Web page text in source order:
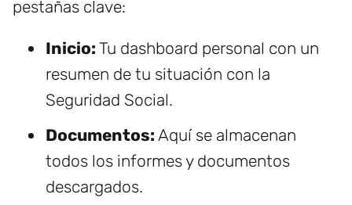
pestañas clave:
Inicio: Tu dashboard personal con un
resumen de tu situación con la
Seguridad Social.
Documentos: Aquí se almacenan
todos los informes y documentos
descargados.